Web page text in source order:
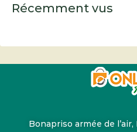
Récemment vus
Bonapriso armée de l’air,